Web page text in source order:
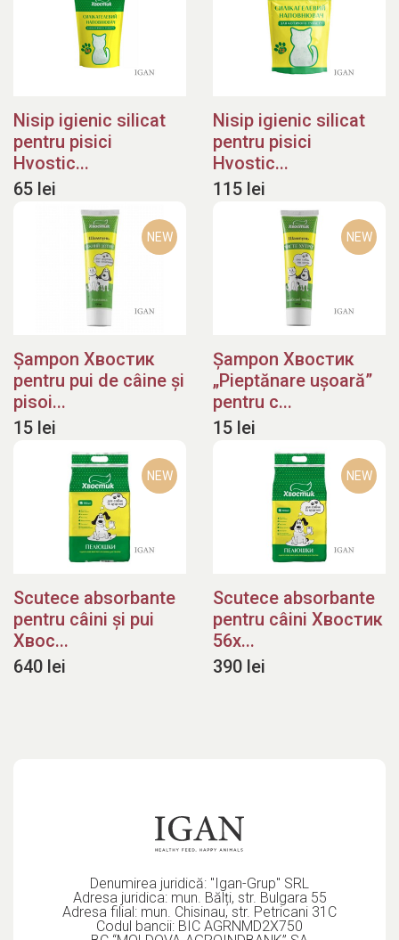
Nisip igienic silicat
pentru pisici
Hvostic...
65 lei
Nisip igienic silicat
pentru pisici
Hvostic...
115 lei
NEW
Șampon Хвостик
pentru pui de câine și
pisoi...
15 lei
NEW
Șampon Хвостик
„Pieptănare ușoară”
pentru c...
15 lei
NEW
Scutece absorbante
pentru câini și pui
Хвос...
640 lei
NEW
Scutece absorbante
pentru câini Хвостик
56x...
390 lei
Denumirea juridică: "Igan-Grup" SRL
Adresa juridica: mun. Bălți, str. Bulgara 55
Adresa filial: mun. Chisinau, str. Petricani 31C
Codul bancii: BIC AGRNMD2X750